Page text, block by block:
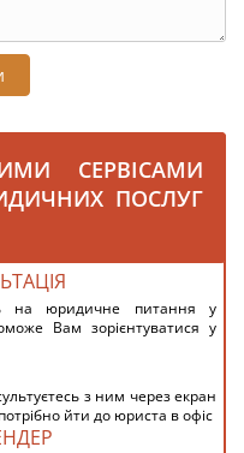
СЕРВІСАМИ
ПОСЛУГ
на юридичне питання у
Вам зорієнтуватися у
з ним через екран
йти до юриста в офіс